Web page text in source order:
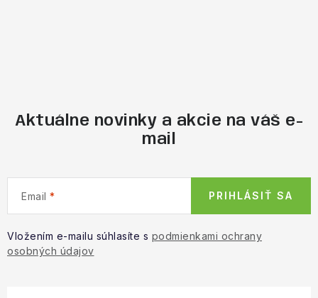
Aktuálne novinky a akcie na váš e-
mail
Email
Vložením e-mailu súhlasíte s podmienkami ochrany
osobných údajov
PRIHLÁSIŤ SA